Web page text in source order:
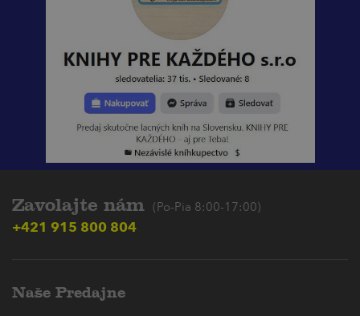
Zavolajte nám (Po-Pia 8:00-17:00)
+421 915 800 804
Naše Predajne